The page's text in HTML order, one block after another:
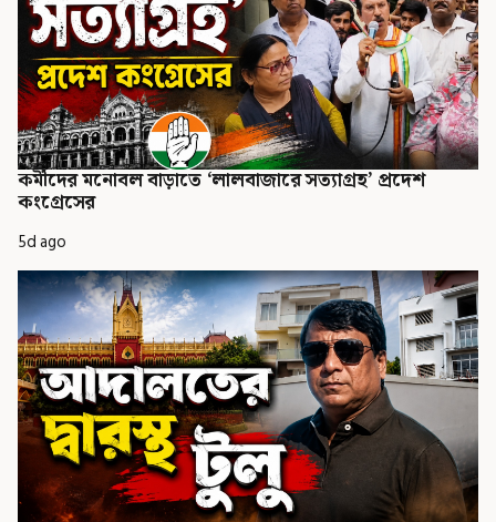
কর্মীদের মনোবল বাড়াতে ‘লালবাজারে সত্যাগ্রহ’ প্রদেশ
কংগ্রেসের
5d ago